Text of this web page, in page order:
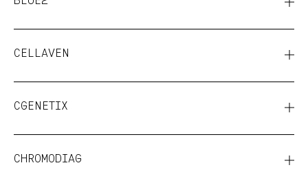
CELLAVEN
CGENETIX
CHROMODIAG